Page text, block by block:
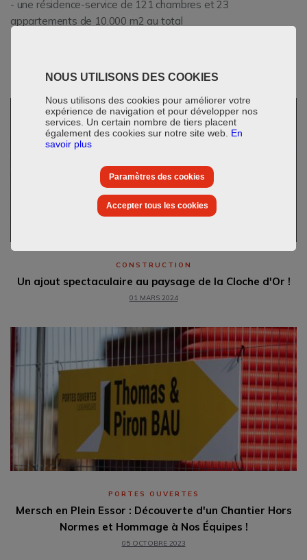
- une résidence-service de 121 chambres et 23
appartements de 10.000 m2 au total
CONSTRUCTION
Un ajout spectaculaire au paysage de la Cloche d'Or !
01 MARS 2024
PORTES OUVERTES
Mersch en Plein Essor : Découverte d'un Chantier Hors
Normes et Hommage à Nos Équipes !
05 OCTOBRE 2023
NOUS UTILISONS DES COOKIES
Nous utilisons des cookies pour améliorer votre
expérience de navigation et pour développer nos
services. Un certain nombre de tiers placent
également des cookies sur notre site web. En
savoir plus
Paramètres des cookies
Accepter tous les cookies